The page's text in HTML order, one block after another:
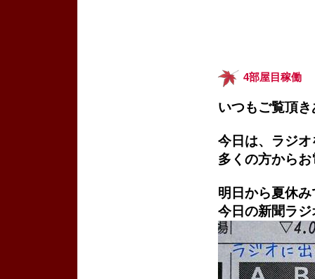
4部屋目稼働
いつもご覧頂
今日は、ラジ
多くの方から
明日から夏休
今日の新聞ラ